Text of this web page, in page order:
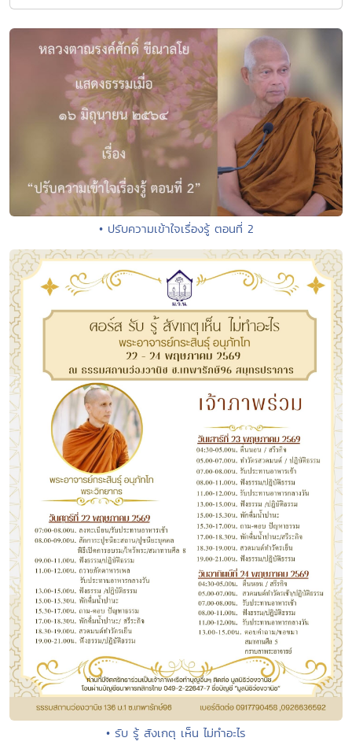
• ปรับความเข้าใจเรื่องรู้ ตอนที่ 2
• รับ รู้ สังเกตุ เห็น ไม่ทำอะไร